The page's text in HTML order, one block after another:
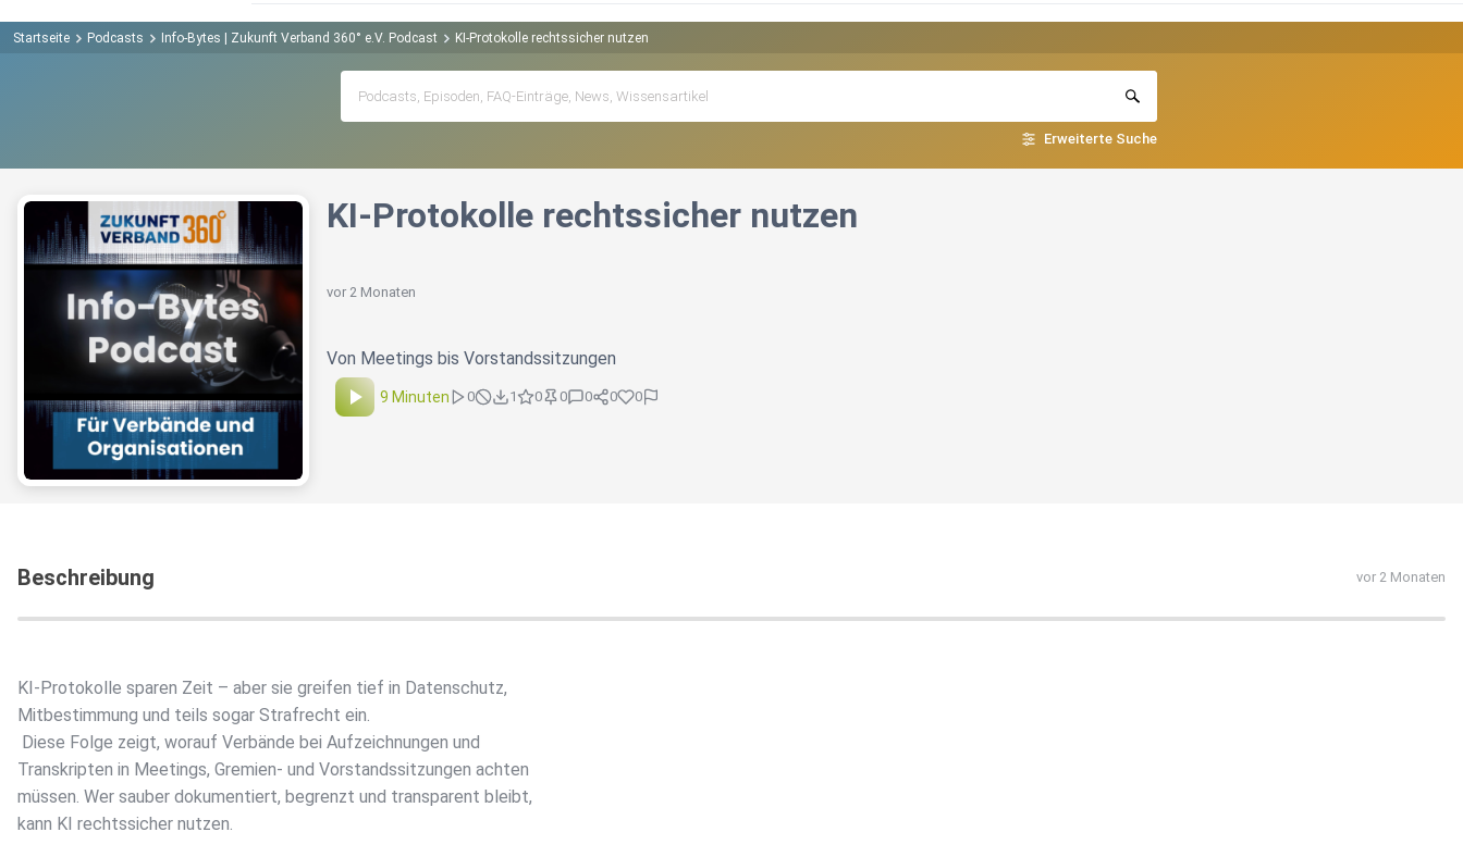
Startseite Podcasts Info-Bytes | Zukunft Verband 360° e.V. Podcast KI-Protokolle rechtssicher nutzen
Erweiterte Suche
KI-Protokolle rechtssicher nutzen
vor 2 Monaten
Von Meetings bis Vorstandssitzungen
9 Minuten 0 1 0 0 0 0 0
Beschreibung vor 2 Monaten
KI-Protokolle sparen Zeit – aber sie greifen tief in Datenschutz,
Mitbestimmung und teils sogar Strafrecht ein.
Diese Folge zeigt, worauf Verbände bei Aufzeichnungen und
Transkripten in Meetings, Gremien- und Vorstandssitzungen achten
müssen. Wer sauber dokumentiert, begrenzt und transparent bleibt,
kann KI rechtssicher nutzen.